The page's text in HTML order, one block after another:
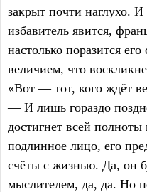
закрыт почти наглухо.
избавитель явится,
настолько поразится
величием, что
«Вот — тот, кого ждёт
— И лишь гораздо
достигнет всей
подлинное лицо, его
счёты с жизнью. Да, он
мыслителем, да, да. Но